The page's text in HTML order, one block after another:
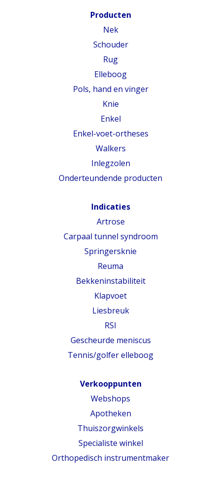
Producten
Nek
Schouder
Rug
Elleboog
Pols, hand en vinger
Knie
Enkel
Enkel-voet-ortheses
Walkers
Inlegzolen
Onderteundende producten
Indicaties
Artrose
Carpaal tunnel syndroom
Springersknie
Reuma
Bekkeninstabiliteit
Klapvoet
Liesbreuk
RSI
Gescheurde meniscus
Tennis/golfer elleboog
Verkooppunten
Webshops
Apotheken
Thuiszorgwinkels
Specialiste winkel
Orthopedisch instrumentmaker